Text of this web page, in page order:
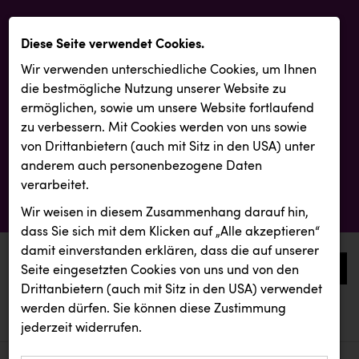
0
aktuelle aussendungen
aktuelle aussendungen
Diese Seite verwendet Cookies.
Wir verwenden unterschiedliche Cookies, um Ihnen
die best­mögliche Nutzung unserer Website zu
ermöglichen, sowie um unsere Website fortlaufend
zu verbessern. Mit Cookies werden von uns sowie
von Drittanbietern (auch mit Sitz in den USA) unter
anderem auch personenbezogene Daten
verarbeitet.
Wir weisen in diesem Zusammenhang darauf hin,
dass Sie sich mit dem Klicken auf „Alle akzeptieren“
damit ein­ver­standen erklären, dass die auf unserer
Seite eingesetzten Cookies von uns und von den
Drittanbietern (auch mit Sitz in den USA) verwendet
werden dürfen. Sie können diese Zustimmung
jederzeit widerrufen.